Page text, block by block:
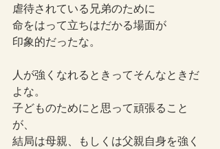
虐待されている兄弟のために
命をはって立ちはだかる場面が
印象的だったな。
人が強くなれるときってそんなときだ
よな。
子どものためにと思って頑張ること
が、
結局は母親、もしくは父親自身を強く